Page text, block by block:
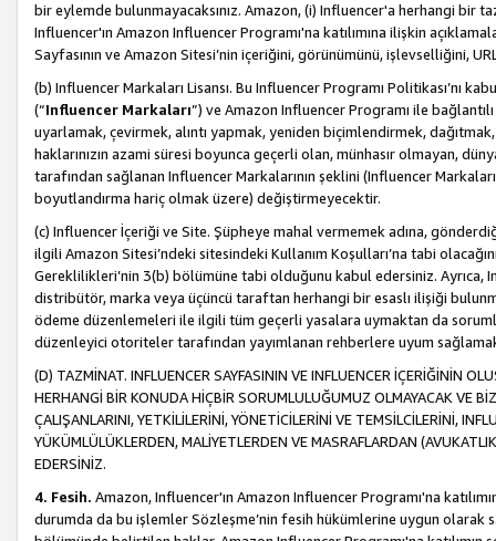
bir eylemde bulunmayacaksınız. Amazon, (i) Influencer'a herhangi bir
Influencer'ın Amazon Influencer Programı'na katılımına ilişkin
Sayfasının ve Amazon Sitesi’nin içeriğini, görünümünü, işlevselliğini,
(b) Influencer Markaları Lisansı. Bu Influencer Programı Politikası’nı
(“Influencer Markaları”) ve Amazon Influencer Programı ile
uyarlamak, çevirmek, alıntı yapmak, yeniden biçimlendirmek,
haklarınızın azami süresi boyunca geçerli olan, münhasır olmayan,
tarafından sağlanan Influencer Markalarının şeklini (Influencer
boyutlandırma hariç olmak üzere) değiştirmeyecektir.
(c) Influencer İçeriği ve Site. Şüpheye mahal vermemek adına,
ilgili Amazon Sitesi’ndeki sitesindeki Kullanım Koşulları’na tabi
Gereklilikleri’nin 3(b) bölümüne tabi olduğunu kabul edersiniz. Ayrıca,
distribütör, marka veya üçüncü taraftan herhangi bir esaslı ilişiği
ödeme düzenlemeleri ile ilgili tüm geçerli yasalara uymaktan da
düzenleyici otoriteler tarafından yayımlanan rehberlere uyum
(D) TAZMİNAT. INFLUENCER SAYFASININ VE INFLUENCER İÇERİĞİNİN
HERHANGİ BİR KONUDA HİÇBİR SORUMLULUĞUMUZ OLMAYACAK VE
ÇALIŞANLARINI, YETKİLİLERİNİ, YÖNETİCİLERİNİ VE TEMSİLCİLERİNİ,
YÜKÜMLÜLÜKLERDEN, MALİYETLERDEN VE MASRAFLARDAN
EDERSİNİZ.
4. Fesih. Amazon, Influencer'ın Amazon Influencer Programı'na
durumda da bu işlemler Sözleşme’nin fesih hükümlerine uygun olarak